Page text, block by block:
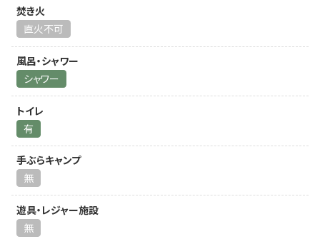
焚き火
直火不可
風呂・シャワー
シャワー
トイレ
有
手ぶらキャンプ
無
遊具・レジャー施設
無